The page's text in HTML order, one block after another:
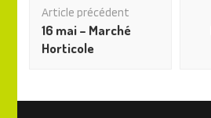
des
articles
Article précédent
16 mai – Marché
Horticole